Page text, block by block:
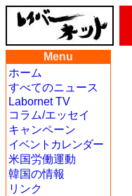
Menu
ホーム
すべてのニュース
Labornet TV
コラム/エッセイ
キャンペーン
イベントカレンダー
米国労働運動
韓国の情報
リンク